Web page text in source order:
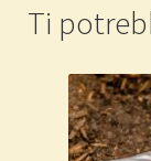
Ti